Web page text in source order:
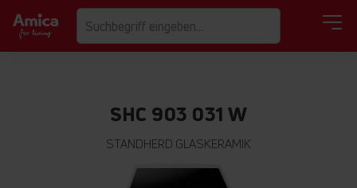
SHC 903 031 W
STANDHERD GLASKERAMIK